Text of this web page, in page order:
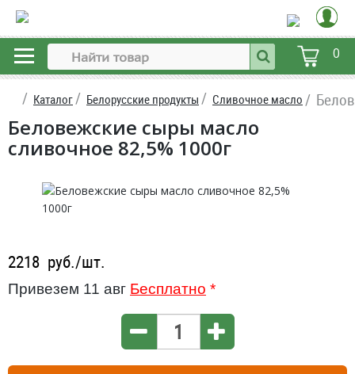
0
Каталог Белорусские продукты Сливочное масло
Беловежские сыры масло
сливочное 82,5% 1000г
2218 руб./шт.
Привезем 11 авг Бесплатно *